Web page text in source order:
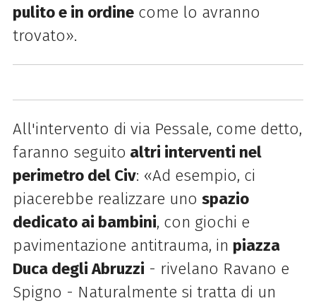
pulito e in ordinecome lo avranno
trovato».
All'intervento di via Pessale, come detto,
faranno seguito altri interventi nel
perimetro del Civ: «Ad esempio, ci
piacerebbe realizzare uno spazio
dedicato ai bambini, con giochi e
pavimentazione antitrauma, in piazza
Duca degli Abruzzi - rivelano Ravano e
Spigno - Naturalmente si tratta di un